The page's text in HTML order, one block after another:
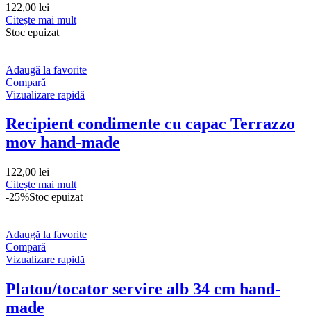
122,00 lei
Citește mai mult
Stoc epuizat
Adaugă la favorite
Compară
Vizualizare rapidă
Recipient condimente cu capac Terrazzo
mov hand-made
122,00 lei
Citește mai mult
-25%Stoc epuizat
Adaugă la favorite
Compară
Vizualizare rapidă
Platou/tocator servire alb 34 cm hand-
made